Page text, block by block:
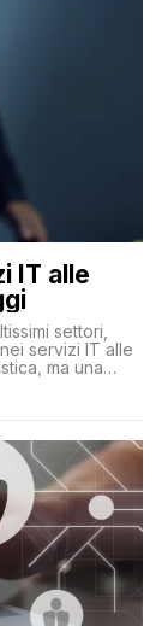
IT alle
settori,
servizi IT alle
ma una
significativo in